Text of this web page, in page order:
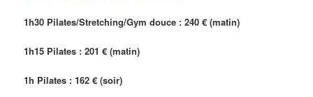
1h30 Pilates/Stretching/Gym douce : 240 € (matin)
1h15 Pilates : 201 € (matin)
1h Pilates : 162 € (soir)